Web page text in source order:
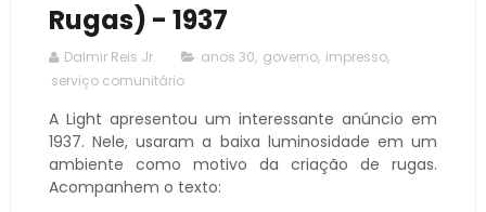
Rugas) - 1937
Dalmir Reis Jr. anos 30, governo, impresso,
serviço comunitário
A Light apresentou um interessante anúncio em
1937. Nele, usaram a baixa luminosidade em um
ambiente como motivo da criação de rugas.
Acompanhem o texto: